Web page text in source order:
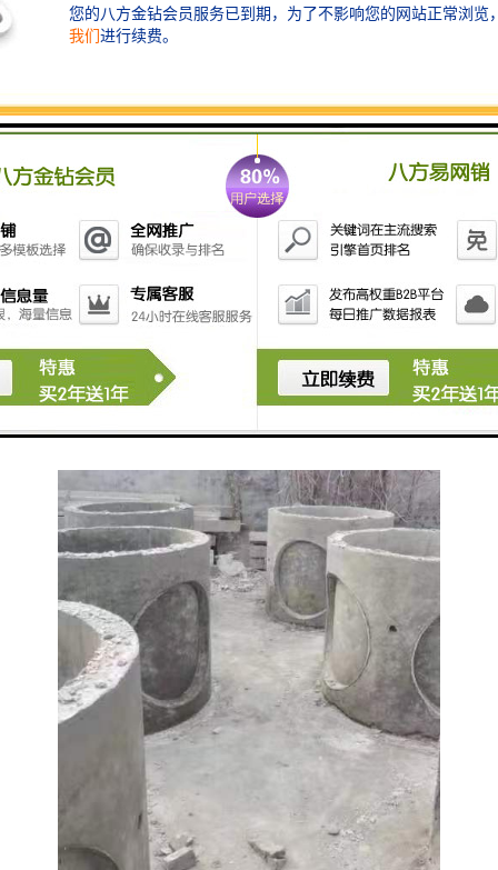
检查井：保障水质安全的关卡
在排水系统中，检查井作为水质监测的重要关卡，能够
及时发现和处理水质问题。它们通过和沉淀污水中的杂
质，保证了排水系统的水质安全。